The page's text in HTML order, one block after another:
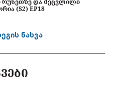
(S2) EP18
ნახვა